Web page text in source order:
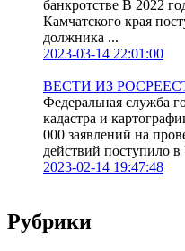
банкротстве В 2022
Камчатского края
должника ...
2023-03-14 22:01:00
ВЕСТИ ИЗ
Федеральная служба
кадастра и
000 заявлений на
действий поступило в
2023-02-14 19:47:48
Рубрики